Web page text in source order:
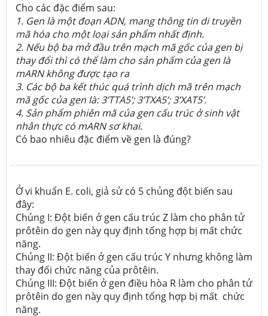
Cho các đặc điểm sau:
1. Gen là một đoạn ADN, mang thông tin di truyền
mã hóa cho một loại sản phẩm nhất định.
2. Nếu bộ ba mở đầu trên mạch mã gốc của gen bị
thay đổi thì có thể làm cho sản phẩm của gen là
mARN không được tạo ra
3. Các bộ ba kết thúc quá trình dịch mã trên mạch
mã gốc của gen là: 3’TTA5’; 3’TXA5’; 3’XAT5’.
4. Sản phẩm phiên mã của gen cấu trúc ở sinh vật
nhân thực có mARN sơ khai.
Có bao nhiêu đặc điểm về gen là đúng?
Ở vi khuẩn E. coli, giả sử có 5 chủng đột biến sau
đây:
Chủng I: Đột biến ở gen cấu trúc Z làm cho phân tử
prôtêin do gen này quy định tổng hợp bị mất chức
năng.
Chủng II: Đột biến ở gen cấu trúc Y nhưng không làm
thay đổi chức năng của prôtêin.
Chủng III: Đột biến ở gen điều hòa R làm cho phân tử
prôtêin do gen này quy định tổng hợp bị mất chức
năng.